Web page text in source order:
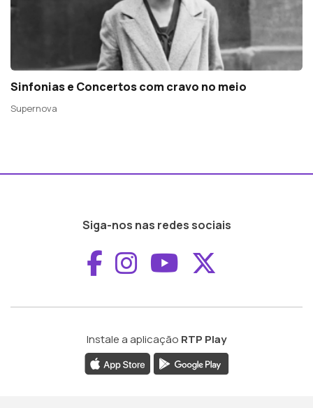
Sinfonias e Concertos com cravo no meio
Supernova
Siga-nos nas redes sociais
Aceder ao
Aceder ao
Aceder ao
Instale a aplicação RTP Play